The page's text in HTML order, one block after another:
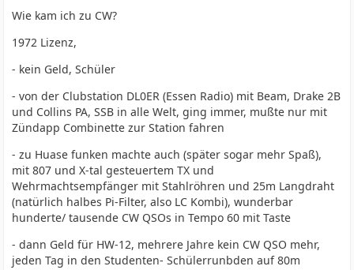
Wie kam ich zu CW?
1972 Lizenz,
- kein Geld, Schüler
- von der Clubstation DL0ER (Essen Radio) mit Beam, Drake 2B
und Collins PA, SSB in alle Welt, ging immer, mußte nur mit
Zündapp Combinette zur Station fahren
- zu Huase funken machte auch (später sogar mehr Spaß),
mit 807 und X-tal gesteuertem TX und
Wehrmachtsempfänger mit Stahlröhren und 25m Langdraht
(natürlich halbes Pi-Filter, also LC Kombi), wunderbar
hunderte/ tausende CW QSOs in Tempo 60 mit Taste
- dann Geld für HW-12, mehrere Jahre kein CW QSO mehr,
jeden Tag in den Studenten- Schülerrunbden auf 80m